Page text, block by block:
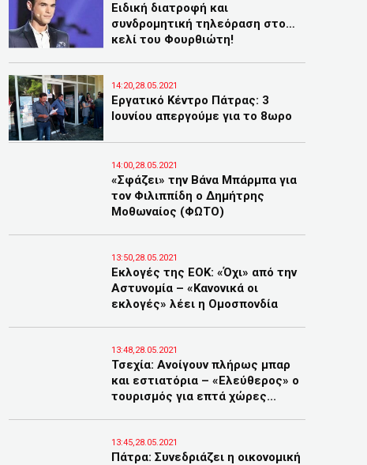
Ειδική διατροφή και
συνδρομητική τηλεόραση στο…
κελί του Φουρθιώτη!
14:20,28.05.2021
Εργατικό Κέντρο Πάτρας: 3
Ιουνίου απεργούμε για το 8ωρο
14:00,28.05.2021
«Σφάζει» την Βάνα Μπάρμπα για
τον Φιλιππίδη ο Δημήτρης
Μοθωναίος (ΦΩΤΟ)
13:50,28.05.2021
Eκλογές της ΕΟΚ: «Όχι» από την
Αστυνομία – «Κανονικά οι
εκλογές» λέει η Ομοσπονδία
13:48,28.05.2021
Τσεχία: Ανοίγουν πλήρως μπαρ
και εστιατόρια – «Ελεύθερος» ο
τουρισμός για επτά χώρες...
13:45,28.05.2021
Πάτρα: Συνεδριάζει η οικονομική